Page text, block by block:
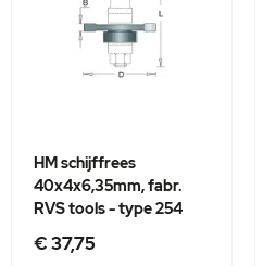
HM schijffrees
40x4x6,35mm, fabr.
RVS tools - type 254
€ 37,75